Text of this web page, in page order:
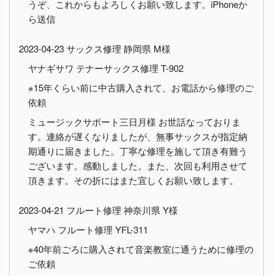
うぞ、これからもよろしくお願い致します。iPhoneか
ら送信
2023-04-23 サックス修理 静岡県 M様
ヤナギサワ テナーサックス修理 T-902
※15年くらい前に中古購入されて、お電話から修理のご
依頼
ミュージックサポート三日月様 お世話なっておりま
す。連絡が遅くなりましたが、無事サックスが指定納
期通りに届きました。丁寧な修理を施して頂き有難う
ございます。感動しました。また、次回も利用させて
頂きます。その折にはまた宜しくお願い致します。
2023-04-21 フルート修理 神奈川県 Y様
ヤマハ フルート修理 YFL-311
※40年前ごろに購入されて音楽教室に通うために修理の
ご依頼